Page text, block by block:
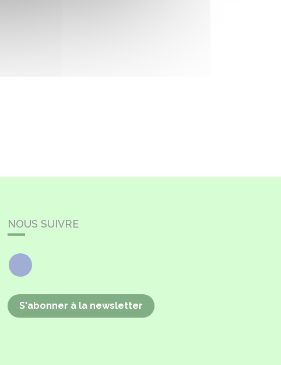
NOUS SUIVRE
Facebook
S'abonner à la newsletter